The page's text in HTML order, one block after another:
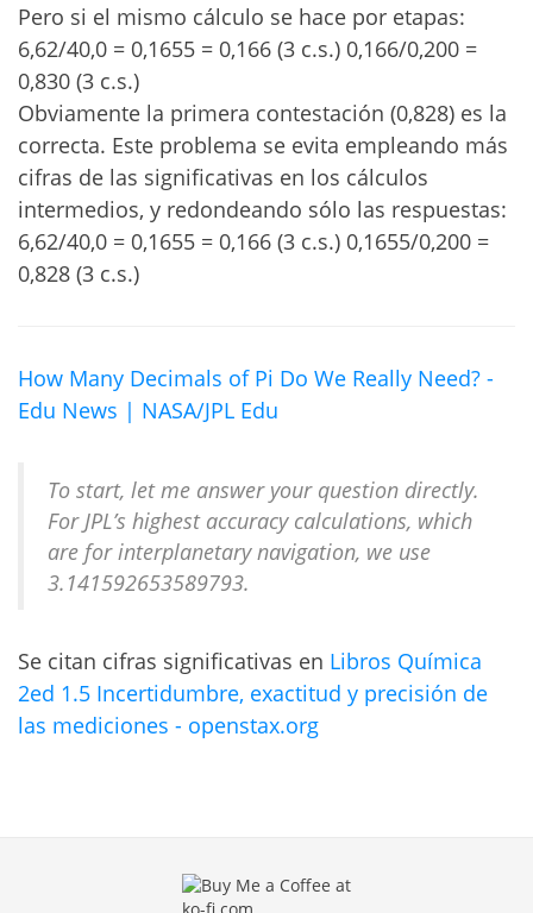
Pero si el mismo cálculo se hace por etapas:
6,62/40,0 = 0,1655 = 0,166 (3 c.s.) 0,166/0,200 =
0,830 (3 c.s.)
Obviamente la primera contestación (0,828) es la
correcta. Este problema se evita empleando más
cifras de las significativas en los cálculos
intermedios, y redondeando sólo las respuestas:
6,62/40,0 = 0,1655 = 0,166 (3 c.s.) 0,1655/0,200 =
0,828 (3 c.s.)
How Many Decimals of Pi Do We Really Need? -
Edu News | NASA/JPL Edu
To start, let me answer your question directly.
For JPL’s highest accuracy calculations, which
are for interplanetary navigation, we use
3.141592653589793.
Se citan cifras significativas en Libros Química
2ed 1.5 Incertidumbre, exactitud y precisión de
las mediciones - openstax.org